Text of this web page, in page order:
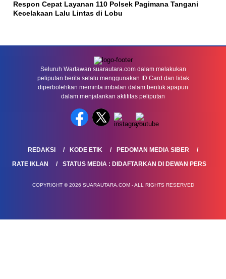
Respon Cepat Layanan 110 Polsek Pagimana Tangani
Kecelakaan Lalu Lintas di Lobu
Seluruh Wartawan suarautara.com dalam melakukan
peliputan berita selalu menggunakan ID Card dan tidak
diperbolehkan meminta imbalan dalam bentuk apapun
dalam menjalankan aktifitas peliputan
REDAKSI KODE ETIK
PEDOMAN MEDIA SIBER
RATE IKLAN
STATUS MEDIA : DIDAFTARKAN DI DEWAN PERS
COPYRIGHT © 2026 SUARAUTARA.COM - ALL RIGHTS RESERVED